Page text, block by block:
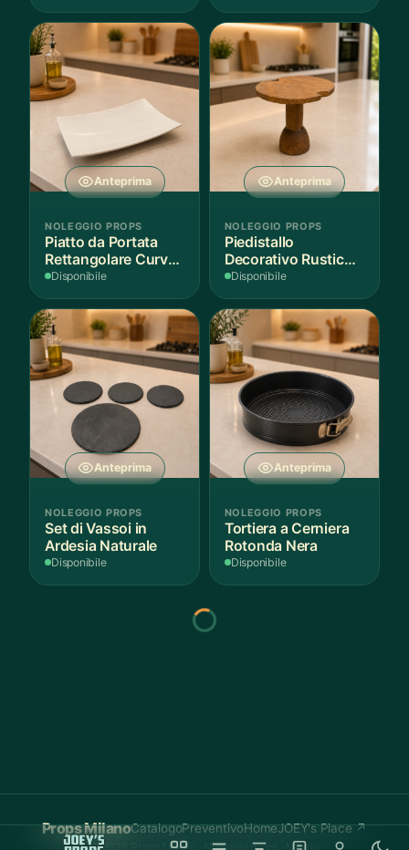
Anteprima
NOLEGGIO PROPS
Piatto da Portata
Rettangolare Curvo
Bianco
Disponibile
Anteprima
NOLEGGIO PROPS
Piedistallo
Decorativo Rustico
in Legno
Disponibile
Anteprima
NOLEGGIO PROPS
Set di Vassoi in
Ardesia Naturale
Disponibile
Anteprima
NOLEGGIO PROPS
Tortiera a Cerniera
Rotonda Nera
Disponibile
NOLEGGIO PROPS
per Scenografie
NOLEGGIO PROPS
Ovale Grande